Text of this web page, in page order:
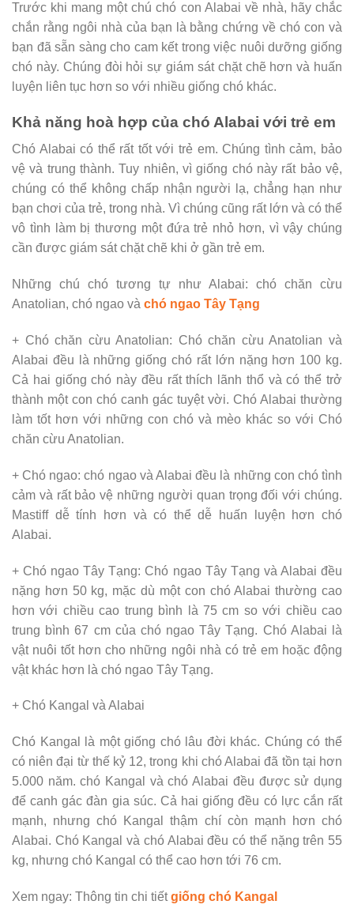
Trước khi mang một chú chó con Alabai về nhà, hãy chắc
chắn rằng ngôi nhà của bạn là bằng chứng về chó con và
bạn đã sẵn sàng cho cam kết trong việc nuôi dưỡng giống
chó này. Chúng đòi hỏi sự giám sát chặt chẽ hơn và huấn
luyện liên tục hơn so với nhiều giống chó khác.
Khả năng hoà hợp của chó Alabai với trẻ em
Chó Alabai có thể rất tốt với trẻ em. Chúng tình cảm, bảo
vệ và trung thành. Tuy nhiên, vì giống chó này rất bảo vệ,
chúng có thể không chấp nhận người lạ, chẳng hạn như
bạn chơi của trẻ, trong nhà. Vì chúng cũng rất lớn và có thể
vô tình làm bị thương một đứa trẻ nhỏ hơn, vì vậy chúng
cần được giám sát chặt chẽ khi ở gần trẻ em.
Những chú chó tương tự như Alabai: chó chăn cừu
Anatolian, chó ngao và chó ngao Tây Tạng
+ Chó chăn cừu Anatolian: Chó chăn cừu Anatolian và
Alabai đều là những giống chó rất lớn nặng hơn 100 kg.
Cả hai giống chó này đều rất thích lãnh thổ và có thể trở
thành một con chó canh gác tuyệt vời. Chó Alabai thường
làm tốt hơn với những con chó và mèo khác so với Chó
chăn cừu Anatolian.
+ Chó ngao: chó ngao và Alabai đều là những con chó tình
cảm và rất bảo vệ những người quan trọng đối với chúng.
Mastiff dễ tính hơn và có thể dễ huấn luyện hơn chó
Alabai.
+ Chó ngao Tây Tạng: Chó ngao Tây Tạng và Alabai đều
nặng hơn 50 kg, mặc dù một con chó Alabai thường cao
hơn với chiều cao trung bình là 75 cm so với chiều cao
trung bình 67 cm của chó ngao Tây Tạng. Chó Alabai là
vật nuôi tốt hơn cho những ngôi nhà có trẻ em hoặc động
vật khác hơn là chó ngao Tây Tạng.
+ Chó Kangal và Alabai
Chó Kangal là một giống chó lâu đời khác. Chúng có thể
có niên đại từ thế kỷ 12, trong khi chó Alabai đã tồn tại hơn
5.000 năm. chó Kangal và chó Alabai đều được sử dụng
để canh gác đàn gia súc. Cả hai giống đều có lực cắn rất
mạnh, nhưng chó Kangal thậm chí còn mạnh hơn chó
Alabai. Chó Kangal và chó Alabai đều có thể nặng trên 55
kg, nhưng chó Kangal có thể cao hơn tới 76 cm.
Xem ngay: Thông tin chi tiếtgiống chó Kangal